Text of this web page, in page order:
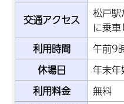
交通アクセス
松戸
に乗
利用時間
午前9
休場日
年末
利用料金
無料